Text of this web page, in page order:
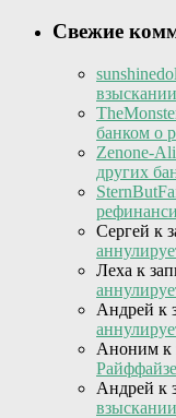
Свежие
банком о
Zenone-
других
Сергей к
Леха к
Андрей к
Аноним к
Андрей к